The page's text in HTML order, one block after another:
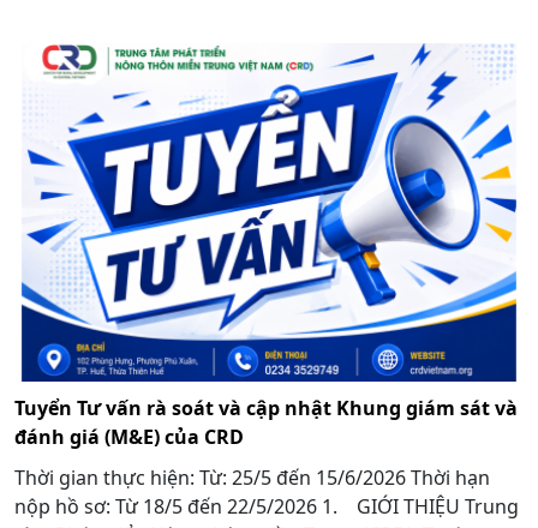
Tuyển Tư vấn rà soát và cập nhật Khung giám sát và
đánh giá (M&E) của CRD
Thời gian thực hiện: Từ: 25/5 đến 15/6/2026 Thời hạn
nộp hồ sơ: Từ 18/5 đến 22/5/2026 1. GIỚI THIỆU Trung